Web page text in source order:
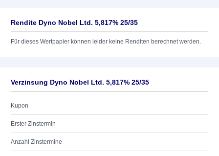
Rendite Dyno Nobel Ltd. 5,817% 25/35
Für dieses Wertpapier können leider keine Renditen berechnet werden.
Verzinsung Dyno Nobel Ltd. 5,817% 25/35
Kupon
Erster Zinstermin
Anzahl Zinstermine